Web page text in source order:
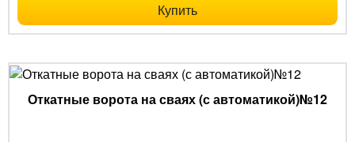
Купить
Откатные ворота на сваях (с автоматикой)№12